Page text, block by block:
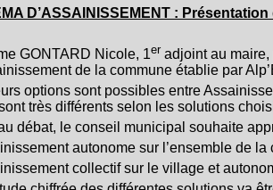
D’ASSAINISSEMENT :
GONTARD Nicole, 1er adjoint au maire,
de la commune établie par
options sont possibles entre
très différents selon les solutions
débat, le conseil municipal souhaite
autonome sur l’ensemble de la
collectif sur le village et